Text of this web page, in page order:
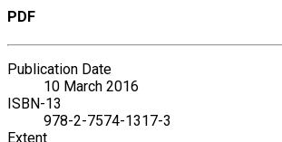
PDF
Publication Date
10 March 2016
ISBN-13
978-2-7574-1317-3
Extent